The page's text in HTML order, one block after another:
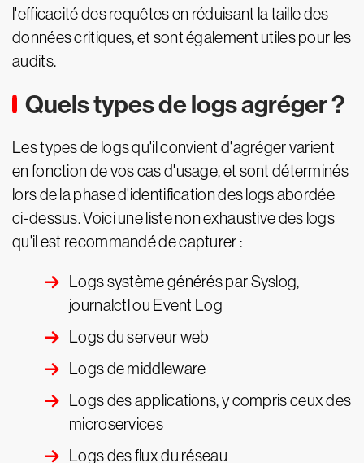
l'efficacité des requêtes en réduisant la taille des
données critiques, et sont également utiles pour les
audits.
Quels types de logs agréger ?
Les types de logs qu'il convient d'agréger varient
en fonction de vos cas d'usage, et sont déterminés
lors de la phase d'identification des logs abordée
ci-dessus. Voici une liste non exhaustive des logs
qu'il est recommandé de capturer :
Logs système générés par Syslog,
journalctl ou Event Log
Logs du serveur web
Logs de middleware
Logs des applications, y compris ceux des
microservices
Logs des flux du réseau